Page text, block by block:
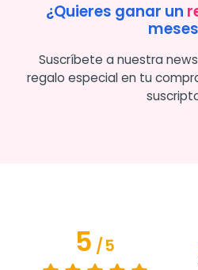
¿Quieres ganar un
Suscríbete a nuestra
regalo especial en tu
5/5